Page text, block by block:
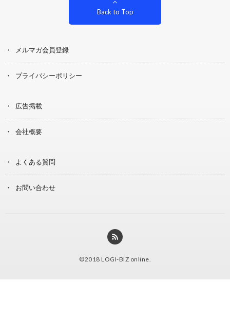
Back to Top
メルマガ会員登録
プライバシーポリシー
広告掲載
会社概要
よくある質問
お問い合わせ
©2018 LOGI-BIZ online.